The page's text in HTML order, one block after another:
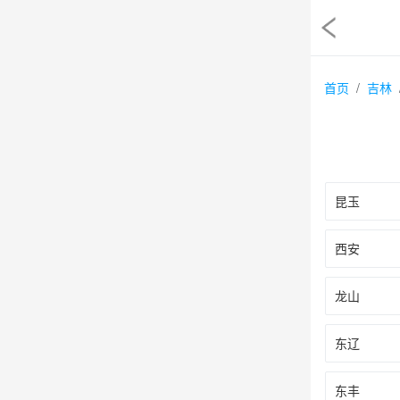
首页 吉林
昆玉
西安
龙山
东辽
东丰